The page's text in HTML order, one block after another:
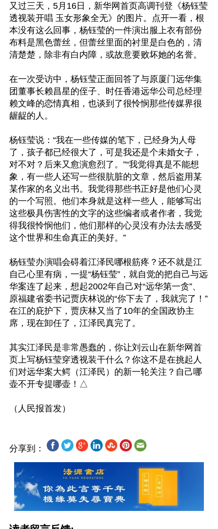
又过三天，5月16日，新华网首页高调刊登《杨钰莹
透视装开唱 玉女形象全无》的图片。点开一看，根
本没有这么回事，杨钰莹的一件演出服上衣有部份
布料是黑色蕾丝，但蕾丝里面的衬里是白色的，清
清楚楚，除非有白内障，或故意要败坏她的名誉。
在一次受访中，杨钰莹正面回答了与原厦门远华集
团董事长赖昌星的侄子、时任香港远华公司总经理
赖文峰的恋情真相，也谈到了很怜悯那些传媒界很
龌龊的人。
杨钰莹说：“我在一些传媒的笔下，已经身为人母
了，孩子都已经很大了，可是我还是个未婚女子，
对不对？后来又愈演愈烈了。”“我觉得真是不能想
象，有一些人还写一些很肮脏的文章，然后盗用某
某作家的名义出书。我觉得那些书正好是他们心灵
的一个写照。他们本身就是这样一些人，能够写出
这些极具伤害性的文字的这些编者或者作者，我觉
得我很怜悯他们，他们那样的心灵没有办法去感受
这个世界和生命真正的美好。”
杨钰莹办演唱会碍着江泽民哪根筋疼？还不就是江
自己心里有病，一提“杨钰莹”，就自觉的把自己与远
华案连了起来，想起2002年自己对“远华第一贪”、
原福建省委书记贾庆林说的“你下去了，我就完了！”
在江的庇护下，贾庆林又当了10年的全国政协主
席，现在卸任了，江泽民真完了。
其实江泽民是非常愚蠢的，你让刘云山在新华网首
页上写杨钰莹穿透视装干什么？你这不是在挑起人
们对远华案大鳄（江泽民）的新一轮关注？自己哪
壶不开专提哪壶！△
分享到：